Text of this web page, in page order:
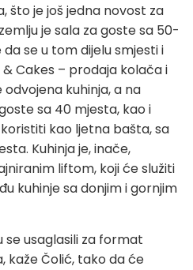
što je još jedna novost za
je sala za goste sa 50-
se u tom dijelu smjesti i
Cakes – prodaja kolača i
kuhinja, a na
sa 40 mjesta, kao i
kao ljetna bašta, sa
Kuhinja je, inače,
liftom, koji će služiti
kuhinje sa donjim i gornjim
usaglasili za format
kaže Čolić, tako da će